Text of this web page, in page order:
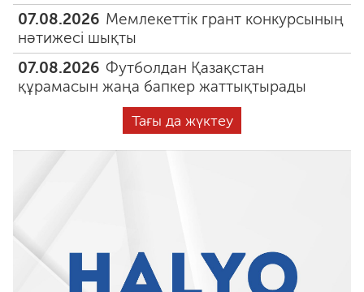
07.08.2026 Мемлекеттік грант конкурсының
нәтижесі шықты
07.08.2026 Футболдан Қазақстан
құрамасын жаңа бапкер жаттықтырады
Тағы да жүктеу